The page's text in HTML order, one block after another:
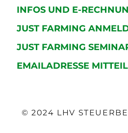
INFOS UND E-
JUST FARMING
JUST FARMING
EMAILADRESSE
© 2024 LHV